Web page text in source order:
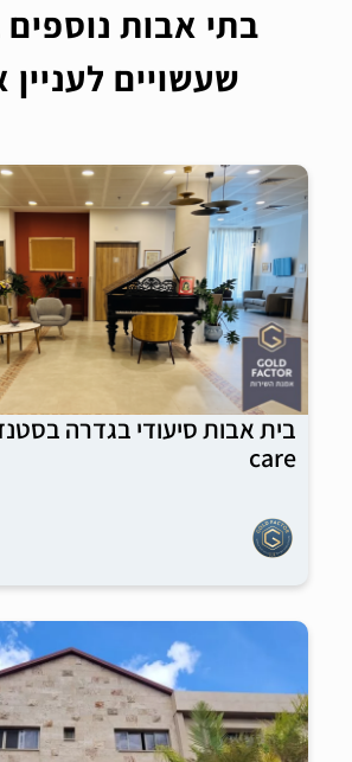
בתי אבות נוספים
שעשויים לעניין
care